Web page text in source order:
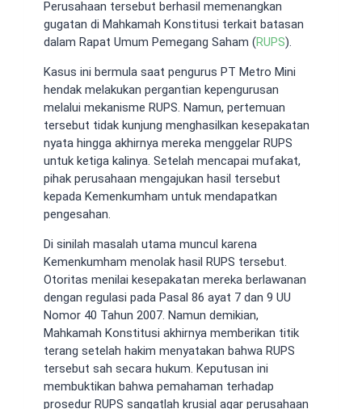
Perusahaan tersebut berhasil memenangkan
gugatan di Mahkamah Konstitusi terkait batasan
dalam Rapat Umum Pemegang Saham (RUPS).
Kasus ini bermula saat pengurus PT Metro Mini
hendak melakukan pergantian kepengurusan
melalui mekanisme RUPS. Namun, pertemuan
tersebut tidak kunjung menghasilkan kesepakatan
nyata hingga akhirnya mereka menggelar RUPS
untuk ketiga kalinya. Setelah mencapai mufakat,
pihak perusahaan mengajukan hasil tersebut
kepada Kemenkumham untuk mendapatkan
pengesahan.
Di sinilah masalah utama muncul karena
Kemenkumham menolak hasil RUPS tersebut.
Otoritas menilai kesepakatan mereka berlawanan
dengan regulasi pada Pasal 86 ayat 7 dan 9 UU
Nomor 40 Tahun 2007. Namun demikian,
Mahkamah Konstitusi akhirnya memberikan titik
terang setelah hakim menyatakan bahwa RUPS
tersebut sah secara hukum. Keputusan ini
membuktikan bahwa pemahaman terhadap
prosedur RUPS sangatlah krusial agar perusahaan